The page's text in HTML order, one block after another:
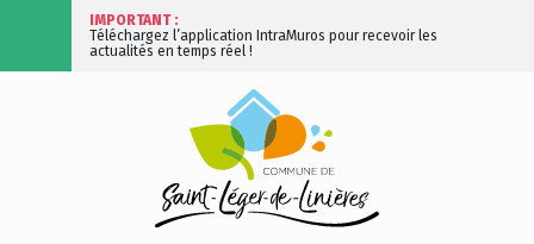
IMPORTANT :
Téléchargez l’application IntraMuros pour recevoir les
actualités en temps réel !